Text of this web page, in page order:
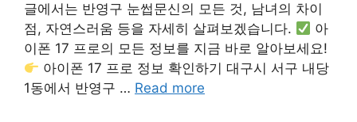
글에서는 반영구 눈썹문신의 모든 것, 남녀의 차이
점, 자연스러움 등을 자세히 살펴보겠습니다.
아
이폰 17 프로의 모든 정보를 지금 바로 알아보세요!
아이폰 17 프로 정보 확인하기 대구시 서구 내당
1동에서 반영구 … Read more